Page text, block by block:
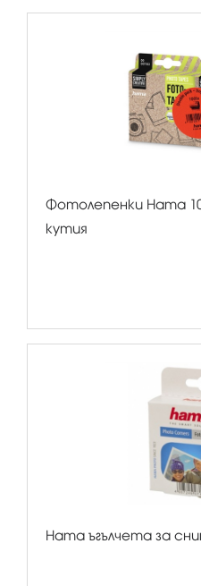
Фотолепенки Hama
кутия
Hama ъгълчета за